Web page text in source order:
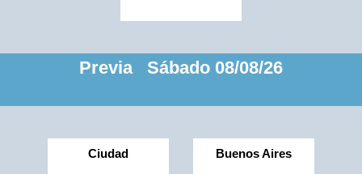
Previa Sábado 08/08/26
Ciudad Buenos Aires